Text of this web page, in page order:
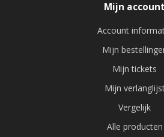
Mijn account
Account
Mijn
Mijn tickets
Mijn
Vergelijk
Alle producten